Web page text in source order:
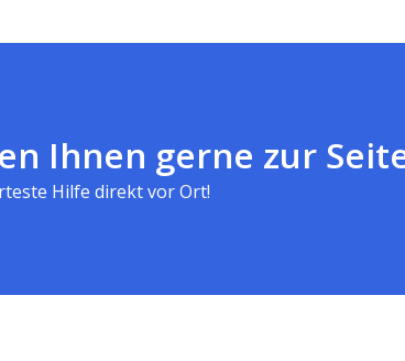
Ihnen gerne zur
Hilfe direkt vor Ort!